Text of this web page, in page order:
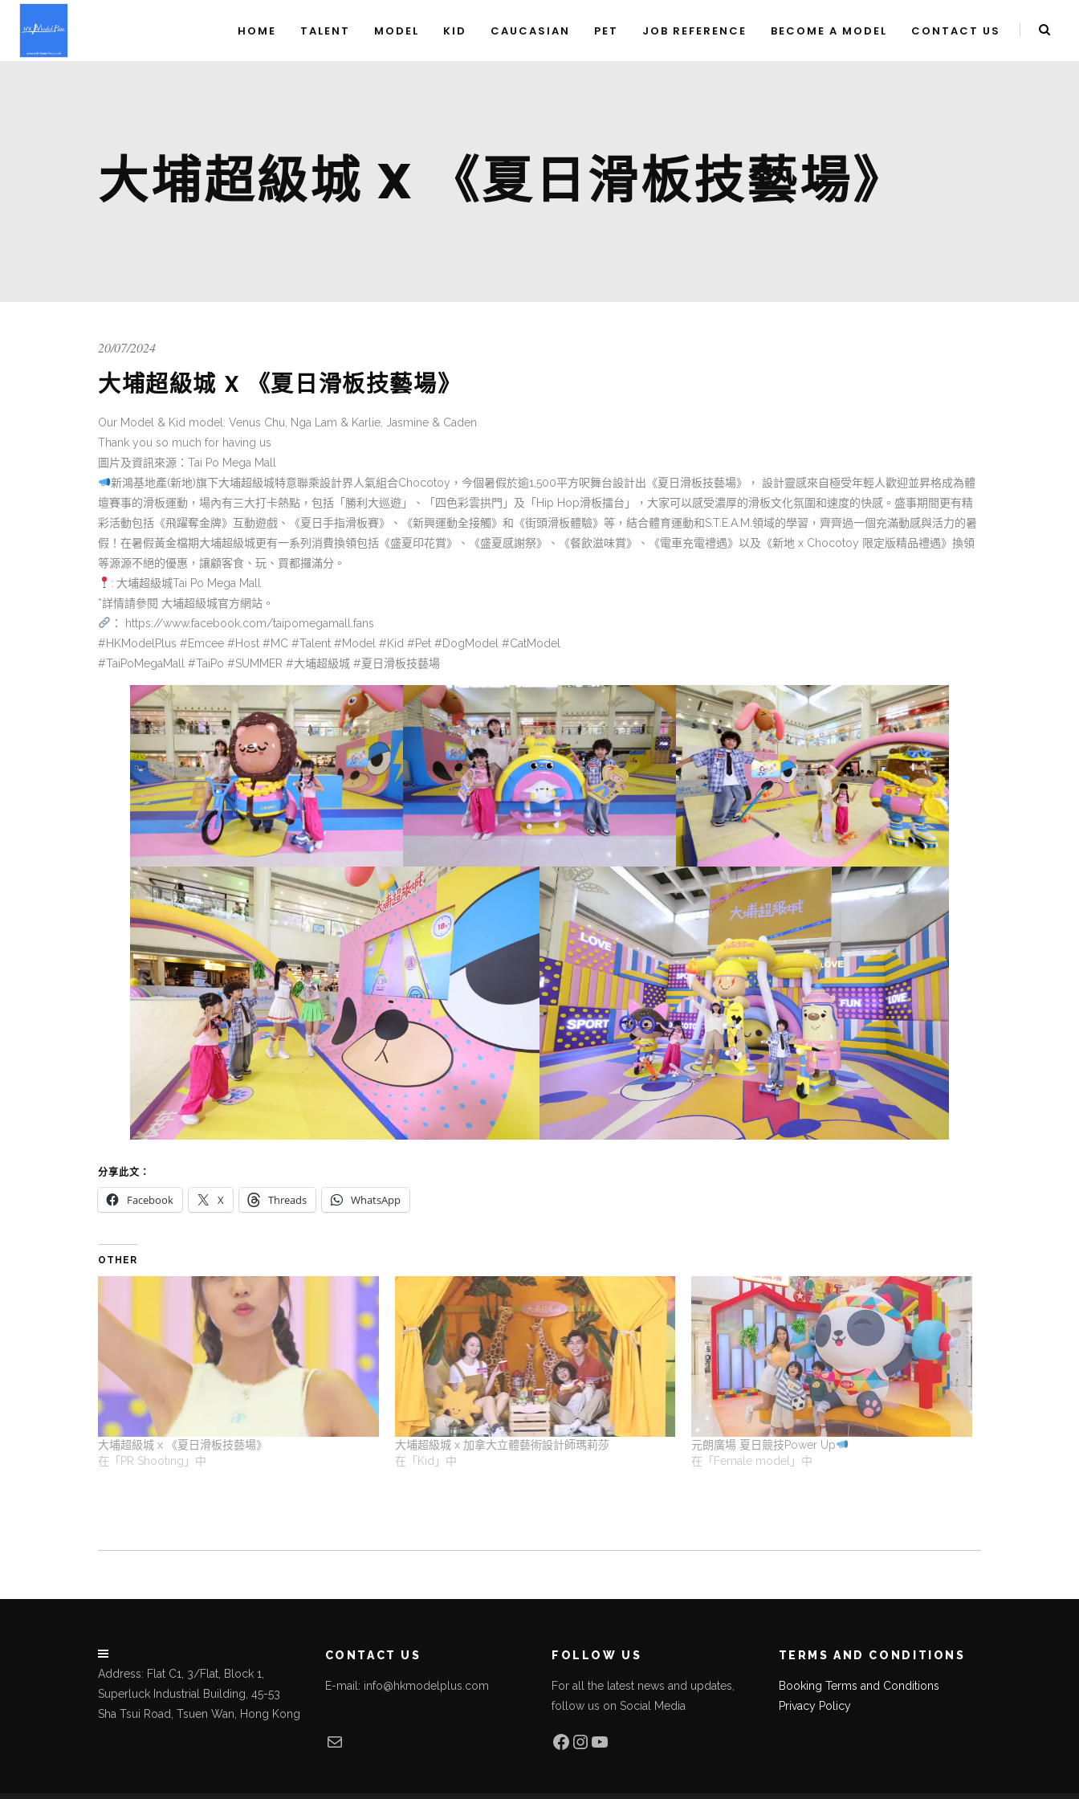
HOME TALENT MODEL KID CAUCASIAN PET JOB REFERENCE BECOME A MODEL CONTACT US
大埔超級城 X 《夏日滑板技藝場》
20/07/2024
大埔超級城 X 《夏日滑板技藝場》
Our Model & Kid model: Venus Chu, Nga Lam & Karlie, Jasmine & Caden
Thank you so much for having us
圖片及資訊來源：Tai Po Mega Mall
新鴻基地產(新地)旗下大埔超級城特意聯乘設計界人氣組合Chocotoy，今個暑假於逾1,500平方呎舞台設計出《夏日滑板技藝場》， 設計靈感來自極受年輕人歡迎並昇格成為體
壇賽事的滑板運動，場內有三大打卡熱點，包括「勝利大巡遊」、「四色彩雲拱門」及「Hip Hop滑板擂台」，大家可以感受濃厚的滑板文化氛圍和速度的快感。盛事期間更有精
彩活動包括《飛躍奪金牌》互動遊戲、《夏日手指滑板賽》、《新興運動全接觸》和《街頭滑板體驗》等，結合體育運動和S.T.E.A.M.領域的學習，齊齊過一個充滿動感與活力的暑
假！在暑假黃金檔期大埔超級城更有一系列消費換領包括《盛夏印花賞》、《盛夏感謝祭》、《餐飲滋味賞》、《電車充電禮遇》以及《新地 x Chocotoy 限定版精品禮遇》換領
等源源不絕的優惠，讓顧客食、玩、買都攞滿分。
: 大埔超級城Tai Po Mega Mall
*詳情請參閱 大埔超級城官方網站。
： https://www.facebook.com/taipomegamall.fans
#HKModelPlus #Emcee #Host #MC #Talent #Model #Kid #Pet #DogModel #CatModel
#TaiPoMegaMall #TaiPo #SUMMER #大埔超級城 #夏日滑板技藝場
分享此文：
Facebook X Threads WhatsApp
OTHER
大埔超級城 x 《夏日滑板技藝場》
在「PR Shooting」中
大埔超級城 x 加拿大立體藝術設計師瑪莉莎
在「Kid」中
元朗廣場 夏日競技Power Up
在「Female model」中
Address: Flat C1, 3/Flat, Block 1,
Superluck Industrial Building, 45-53
Sha Tsui Road, Tsuen Wan, Hong Kong
CONTACT US
E-mail: info@hkmodelplus.com
Mail
FOLLOW US
For all the latest news and updates,
follow us on Social Media
Facebook
Instagram
YouTube
TERMS AND CONDITIONS
Booking Terms and Conditions
Privacy Policy